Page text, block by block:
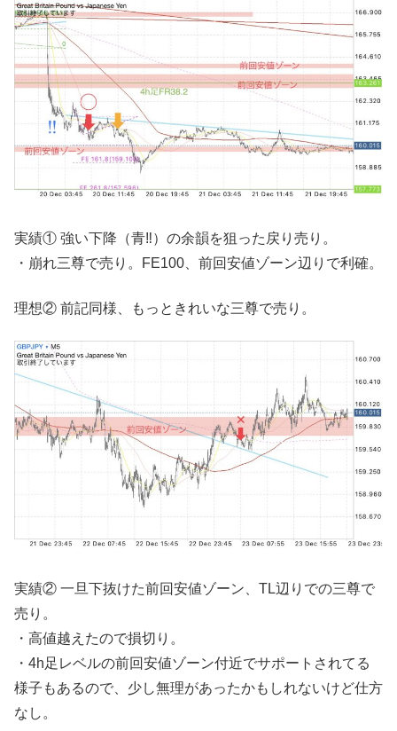
実績① 強い下降（青‼︎）の余韻を狙った戻り売り。
・崩れ三尊で売り。FE100、前回安値ゾーン辺りで利確。
理想② 前記同様、もっときれいな三尊で売り。
実績② 一旦下抜けた前回安値ゾーン、TL辺りでの三尊で
売り。
・高値越えたので損切り。
・4h足レベルの前回安値ゾーン付近でサポートされてる
様子もあるので、少し無理があったかもしれないけど仕方
なし。